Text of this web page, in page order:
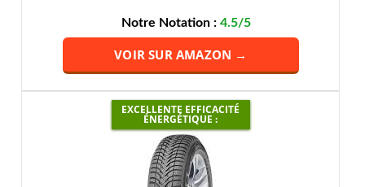
Notre Notation :4.5/5
VOIR SUR AMAZON →
EXCELLENTE EFFICACITÉ
ÉNERGÉTIQUE :